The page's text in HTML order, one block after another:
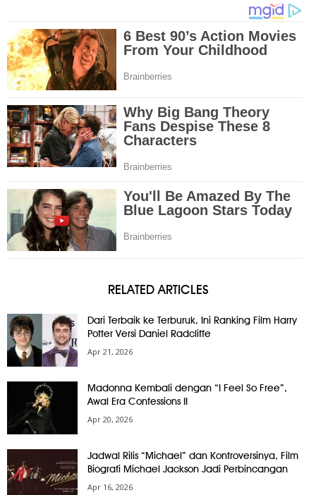
RELATED ARTICLES
Dari Terbaik ke Terburuk, Ini Ranking Film Harry
Potter Versi Daniel Radcliffe
Apr 21, 2026
Madonna Kembali dengan “I Feel So Free”,
Awal Era Confessions II
Apr 20, 2026
Jadwal Rilis “Michael” dan Kontroversinya, Film
Biografi Michael Jackson Jadi Perbincangan
Apr 16, 2026